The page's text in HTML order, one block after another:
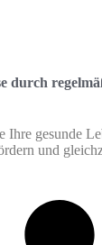
durch
Ihre gesunde
und